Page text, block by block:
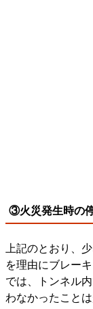
③火災発生時の
上記のとおり、
を理由にブレー
では、トンネル
わなかったこと